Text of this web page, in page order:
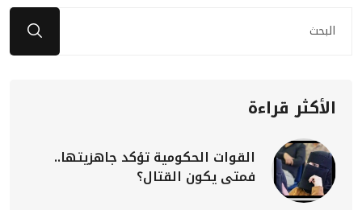
الأكثر قراءة
القوات الحكومية تؤكد جاهزيتها..
فمتى يكون القتال؟